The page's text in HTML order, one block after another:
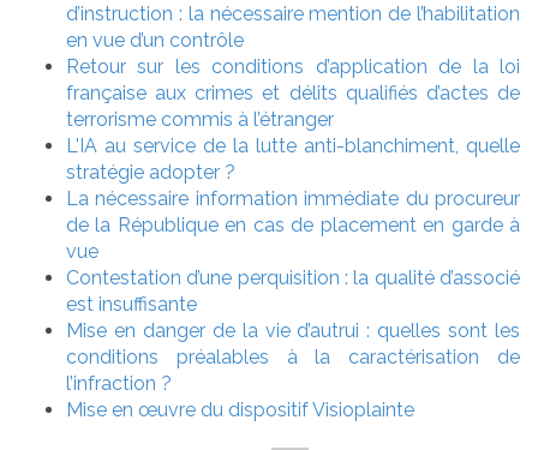
d’instruction : la nécessaire mention de l’habilitation
en vue d’un contrôle
Retour sur les conditions d’application de la loi
française aux crimes et délits qualifiés d’actes de
terrorisme commis à l’étranger
L'IA au service de la lutte anti-blanchiment, quelle
stratégie adopter ?
La nécessaire information immédiate du procureur
de la République en cas de placement en garde à
vue
Contestation d’une perquisition : la qualité d’associé
est insuffisante
Mise en danger de la vie d’autrui : quelles sont les
conditions préalables à la caractérisation de
l’infraction ?
Mise en œuvre du dispositif Visioplainte